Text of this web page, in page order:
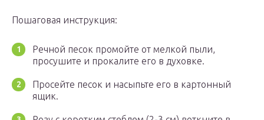
Пошаговая инструкция:
Речной песок промойте от мелкой пыли,
просушите и прокалите его в духовке.
Просейте песок и насыпьте его в картонный
ящик.